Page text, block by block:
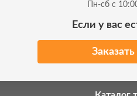
Пн-сб с
Если у вас